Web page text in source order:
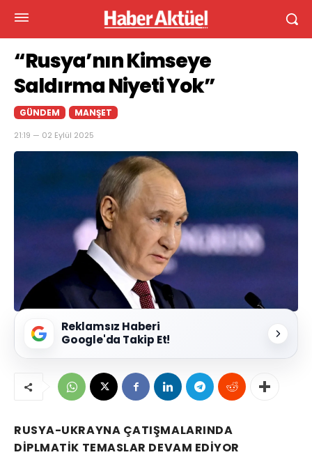
“Rusya’nın Kimseye
Saldırma Niyeti Yok”
GÜNDEM MANŞET
21:19 — 02 Eylül 2025
Reklamsız Haberi
Google'da Takip Et!
RUSYA-UKRAYNA ÇATIŞMALARINDA
DİPLMATİK TEMASLAR DEVAM EDİYOR